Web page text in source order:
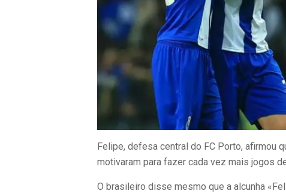
Felipe, defesa central do FC Porto, afirmou
motivaram para fazer cada vez mais jogos
O brasileiro disse mesmo que a alcunha